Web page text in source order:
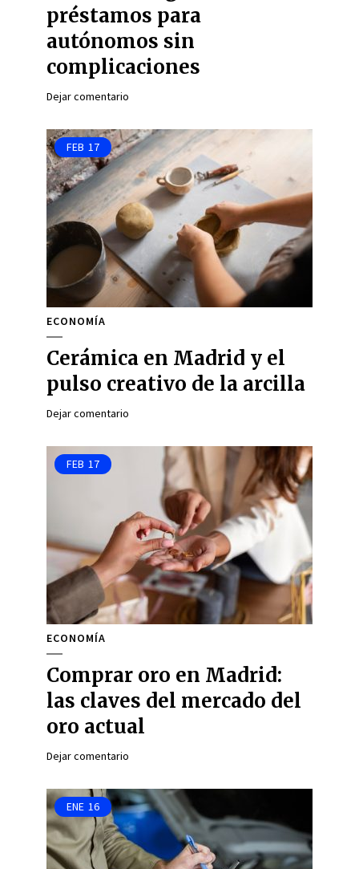
préstamos para
autónomos sin
complicaciones
Dejar comentario
FEB 17
ECONOMÍA
Cerámica en Madrid y el
pulso creativo de la arcilla
Dejar comentario
FEB 17
ECONOMÍA
Comprar oro en Madrid:
las claves del mercado del
oro actual
Dejar comentario
ENE 16